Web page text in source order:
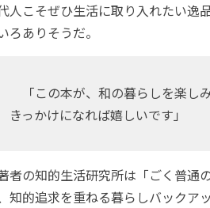
人こそぜひ生活に取り入れたい逸
ろありそうだ。
「この本が、和の暮らしを楽し
きっかけになれば嬉しいです」
者の知的生活研究所は「ごく普通
知的追求を重ねる暮らしバック